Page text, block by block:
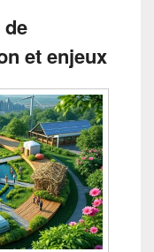
et enjeux